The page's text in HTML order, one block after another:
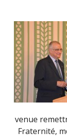
venue
Fraternité,